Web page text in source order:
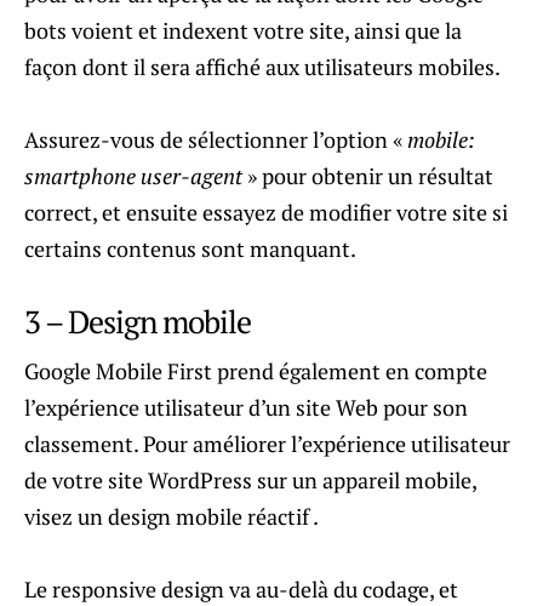
bots voient et indexent votre site, ainsi que la
façon dont il sera affiché aux utilisateurs mobiles.
Assurez-vous de sélectionner l’option «mobile:
smartphone user-agent» pour obtenir un résultat
correct, et ensuite essayez de modifier votre site si
certains contenus sont manquant.
3 – Design mobile
Google Mobile First prend également en compte
l’expérience utilisateur d’un site Web pour son
classement. Pour améliorer l’expérience utilisateur
de votre site WordPress sur un appareil mobile,
visez un design mobile réactif .
Le responsive design va au-delà du codage, et